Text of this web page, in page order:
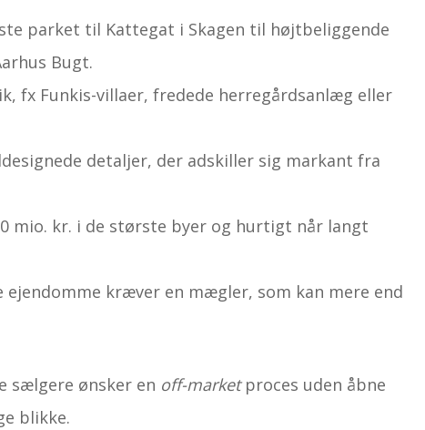
parket til Kattegat i Skagen til højtbeliggende
Bugt.
fx Funkis-villaer, fredede herregårdsanlæg eller
detaljer, der adskiller sig markant fra
mio. kr. i de største byer og hurtigt når langt
ejendomme kræver en mægler, som kan mere end
sælgere ønsker en off-marketproces uden åbne
blikke.